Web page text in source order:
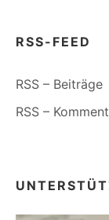
RSS-FEED
RSS – Beiträge
RSS –